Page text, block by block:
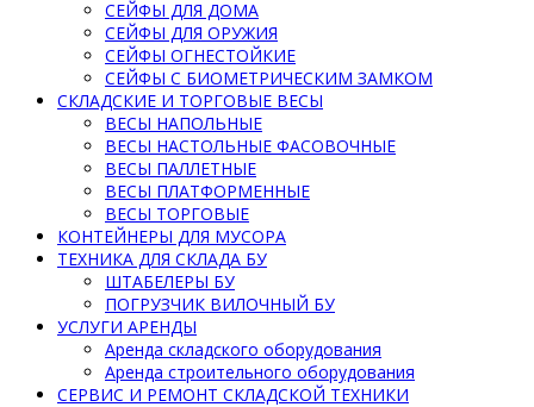
СЕЙФЫ ДЛЯ ДОМА
СЕЙФЫ ДЛЯ ОРУЖИЯ
СЕЙФЫ ОГНЕСТОЙКИЕ
СЕЙФЫ С БИОМЕТРИЧЕСКИМ ЗАМКОМ
СКЛАДСКИЕ И ТОРГОВЫЕ ВЕСЫ
ВЕСЫ НАПОЛЬНЫЕ
ВЕСЫ НАСТОЛЬНЫЕ ФАСОВОЧНЫЕ
ВЕСЫ ПАЛЛЕТНЫЕ
ВЕСЫ ПЛАТФОРМЕННЫЕ
ВЕСЫ ТОРГОВЫЕ
КОНТЕЙНЕРЫ ДЛЯ МУСОРА
ТЕХНИКА ДЛЯ СКЛАДА БУ
ШТАБЕЛЕРЫ БУ
ПОГРУЗЧИК ВИЛОЧНЫЙ БУ
УСЛУГИ АРЕНДЫ
Аренда складского оборудования
Аренда строительного оборудования
СЕРВИС И РЕМОНТ СКЛАДСКОЙ ТЕХНИКИ